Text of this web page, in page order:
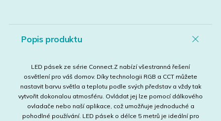
Popis produktu
LED pásek ze série Connect.Z nabízí všestranná řešení
osvětlení pro váš domov. Díky technologii RGB a CCT můžete
nastavit barvu světla a teplotu podle svých představ a vždy tak
vytvořit dokonalou atmosféru. Ovládat jej lze pomocí dálkového
ovladače nebo naší aplikace, což umožňuje jednoduché a
pohodlné používání. LED pásek o délce 5 metrů je ideální pro